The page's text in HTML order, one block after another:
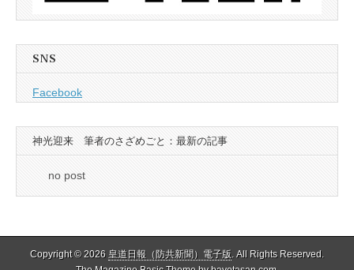
SNS
Facebook
神光迎来 筆者のさざめごと：最新の記事
no post
Copyright © 2026 皇道日報（防共新聞）電子版. All Rights Reserved.